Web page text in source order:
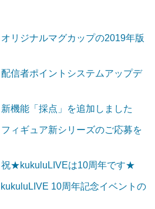
オリジナルマグカップの2019年版
配信者ポイントシステムアップデ
新機能「採点」を追加しました
フィギュア新シリーズのご応募を
祝★kukuluLIVEは10周年です★
kukuluLIVE 10周年記念イベントの